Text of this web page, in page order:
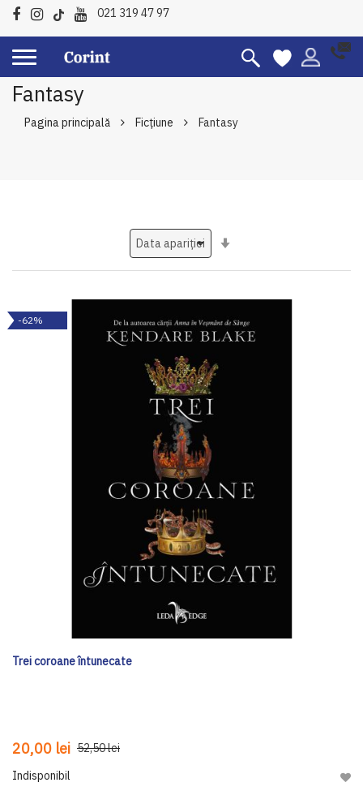
021 319 47 97
Fantasy
Pagina principală Ficțiune Fantasy
-62%
Trei coroane întunecate
20,00 lei 52,50 lei
Indisponibil